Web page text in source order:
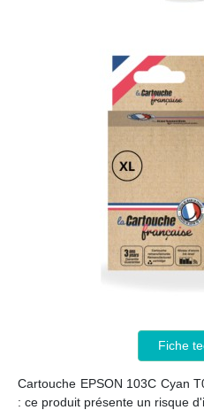
Fiche
Cartouche EPSON 103C Cyan
: ce produit présente un risque